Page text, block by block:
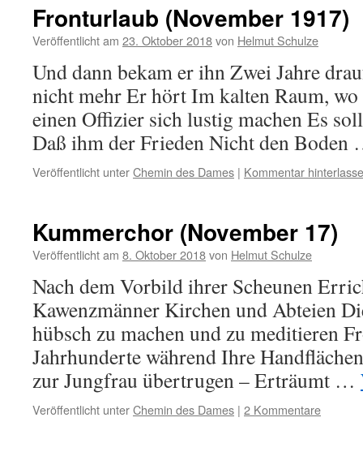
Fronturlaub (November 1917)
Veröffentlicht am 23. Oktober 2018von Helmut Schulze
Und dann bekam er ihn Zwei Jahre
nicht mehr Er hört Im kalten Raum, wo
einen Offizier sich lustig machen Es
Daß ihm der Frieden Nicht den
Veröffentlicht unterChemin des Dames | Kommentar
Kummerchor (November 17)
Veröffentlicht am 8. Oktober 2018von Helmut Schulze
Nach dem Vorbild ihrer Scheunen
Kawenzmänner Kirchen und Abteien
hübsch zu machen und zu meditieren
Jahrhunderte während Ihre
zur Jungfrau übertrugen – Erträumt …
Veröffentlicht unterChemin des Dames | 2 Kommentare